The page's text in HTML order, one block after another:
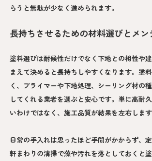
らうと無駄が少なく進められます。
長持ちさせるための材料選びとメ
塗料選びは耐候性だけでなく下地との相性や
まえて決めると長持ちしやすくなります。塗
く、プライマーや下地処理、シーリング材の
してくれる業者を選ぶと安心です。単に高耐
いわけではなく、施工品質が結果を左右します
日常の手入れは思ったほど手間がかからず、
軒まわりの清掃で藻や汚れを落としておくと